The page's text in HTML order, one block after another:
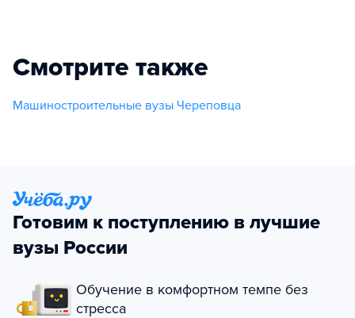
Смотрите также
Машиностроительные вузы Череповца
Готовим к поступлению в лучшие
вузы России
Обучение в комфортном темпе без
стресса